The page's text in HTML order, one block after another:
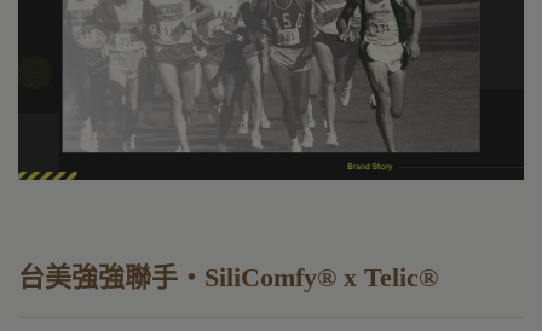
台美強強聯手・ SiliComfy® x Telic®